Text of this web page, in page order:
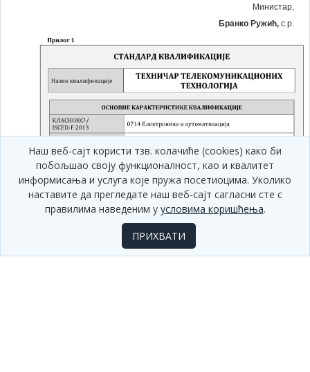
Наш веб-сајт користи тзв. колачиће (cookies) како би
побољшао своју функционалност, као и квалитет
информисања и услуга које пружа посетиоцима. Уколико
наставите да прегледате наш веб-сајт сагласни сте с
правилима наведеним у условима коришћења.
ПРИХВАТИ
Министар,
Бранко Ружић, с.р.